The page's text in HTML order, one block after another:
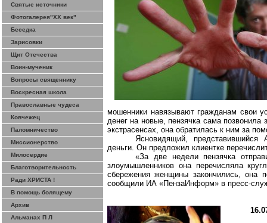
Святые источники
Фотогалерея"ХХ век"
Беседка
Зарисовки
Щит Отечества
Воин-мученик
Вопросы священнику
Воскресная школа
Православные чудеса
Ковчежец
Паломничество
Миссионерство
Милосердие
Благотворительность
Ради ХРИСТА !
В помощь болящему
Архив
Альманах П Л
мошенники навязывают гражданам свои
денегнановые,пензячкасама позвонила
экстрасенсах, она обратилась к ним за
Ясновидящий,
деньги. Он предложил клиентке
«За две неделипензячка
злоумышленников она перечисляла
сбережения женщины закончились, она
сообщили ИА «ПензаИнформ» в пресс-